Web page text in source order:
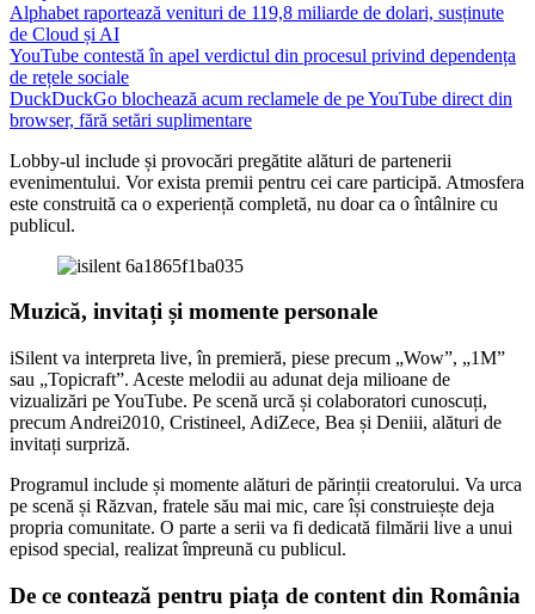
Alphabet raportează venituri de 119,8 miliarde de dolari, susținute
de Cloud și AI
YouTube contestă în apel verdictul din procesul privind dependența
de rețele sociale
DuckDuckGo blochează acum reclamele de pe YouTube direct din
browser, fără setări suplimentare
Lobby-ul include și provocări pregătite alături de partenerii
evenimentului. Vor exista premii pentru cei care participă. Atmosfera
este construită ca o experiență completă, nu doar ca o întâlnire cu
publicul.
Muzică, invitați și momente personale
iSilent va interpreta live, în premieră, piese precum „Wow”, „1M”
sau „Topicraft”. Aceste melodii au adunat deja milioane de
vizualizări pe YouTube. Pe scenă urcă și colaboratori cunoscuți,
precum Andrei2010, Cristineel, AdiZece, Bea și Deniii, alături de
invitați surpriză.
Programul include și momente alături de părinții creatorului. Va urca
pe scenă și Răzvan, fratele său mai mic, care își construiește deja
propria comunitate. O parte a serii va fi dedicată filmării live a unui
episod special, realizat împreună cu publicul.
De ce contează pentru piața de content din România